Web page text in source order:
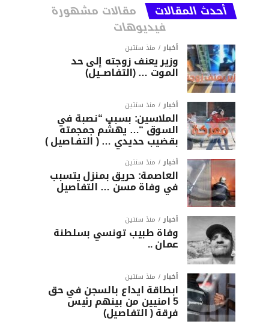
أحدث المقالات مقالات مشهورة
فيديوهات
أخبار منذ سنتين
وزير يعنف زوجته إلى حد
الموت … (التفاصــيل)
أخبار منذ سنتين
الملاسين: بسبب “نصبة في
السوق “… يهشّم جمجمته
بقضيب حديدي … ( التفـاصيل )
أخبار منذ سنتين
العاصمة: حريق بمنزل يتسبب
في وفاة مسن … التفاصيل
أخبار منذ سنتين
وفاة طبيب تونسي بسلطنة
عمان ..
أخبار منذ سنتين
ابطاقة ايداع بالسجن في حق
5 امنيين من بينهم رئيس
فرقة ( التفاصيل)